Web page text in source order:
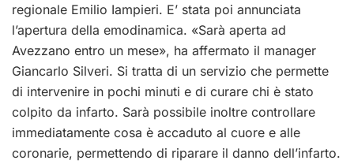
regionale Emilio Iampieri. E’ stata poi annunciata
l’apertura della emodinamica. «Sarà aperta ad
Avezzano entro un mese», ha affermato il manager
Giancarlo Silveri. Si tratta di un servizio che permette
di intervenire in pochi minuti e di curare chi è stato
colpito da infarto. Sarà possibile inoltre controllare
immediatamente cosa è accaduto al cuore e alle
coronarie, permettendo di riparare il danno dell’infarto.